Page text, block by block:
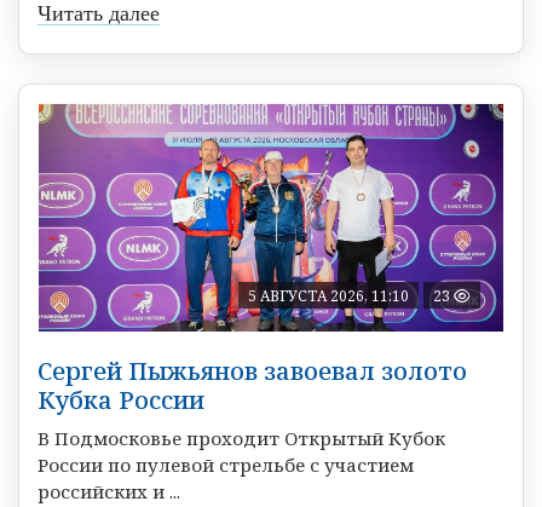
Читать далее
5 АВГУСТА 2026, 11:10 23
Сергей Пыжьянов завоевал золото
Кубка России
В Подмосковье проходит Открытый Кубок
России по пулевой стрельбе с участием
российских и ...